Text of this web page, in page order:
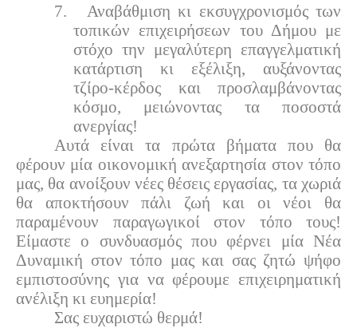
7.
Αναβάθμιση κι εκσυγχρονισμός των
τοπικών επιχειρήσεων του Δήμου με
στόχο την μεγαλύτερη επαγγελματική
κατάρτιση κι εξέλιξη, αυξάνοντας
τζίρο-κέρδος και προσλαμβάνοντας
κόσμο, μειώνοντας τα ποσοστά
ανεργίας!
Αυτά είναι τα πρώτα βήματα που θα
φέρουν μία οικονομική ανεξαρτησία στον τόπο
μας, θα ανοίξουν νέες θέσεις εργασίας, τα χωριά
θα αποκτήσουν πάλι ζωή και οι νέοι θα
παραμένουν παραγωγικοί στον τόπο τους!
Είμαστε ο συνδυασμός που φέρνει μία Νέα
Δυναμική στον τόπο μας και σας ζητώ ψήφο
εμπιστοσύνης για να φέρουμε επιχειρηματική
ανέλιξη κι ευημερία!
Σας ευχαριστώ θερμά!